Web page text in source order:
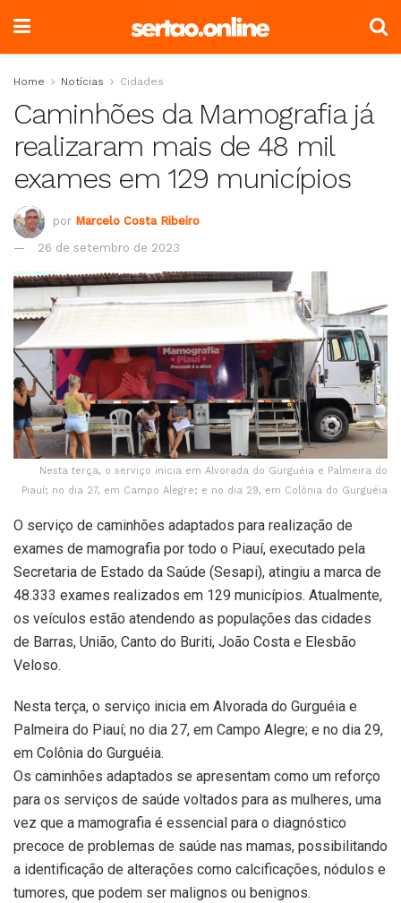
Home Notícias Cidades
Caminhões da Mamografia já
realizaram mais de 48 mil
exames em 129 municípios
por Marcelo Costa Ribeiro
26 de setembro de 2023
Nesta terça, o serviço inicia em Alvorada do Gurguéia e Palmeira do
Piauí; no dia 27, em Campo Alegre; e no dia 29, em Colônia do Gurguéia
O serviço de caminhões adaptados para realização de
exames de mamografia por todo o Piauí, executado pela
Secretaria de Estado da Saúde (Sesapi), atingiu a marca de
48.333 exames realizados em 129 municípios. Atualmente,
os veículos estão atendendo as populações das cidades
de Barras, União, Canto do Buriti, João Costa e Elesbão
Veloso.
Nesta terça, o serviço inicia em Alvorada do Gurguéia e
Palmeira do Piauí; no dia 27, em Campo Alegre; e no dia 29,
em Colônia do Gurguéia.
Os caminhões adaptados se apresentam como um reforço
para os serviços de saúde voltados para as mulheres, uma
vez que a mamografia é essencial para o diagnóstico
precoce de problemas de saúde nas mamas, possibilitando
a identificação de alterações como calcificações, nódulos e
tumores, que podem ser malignos ou benignos.